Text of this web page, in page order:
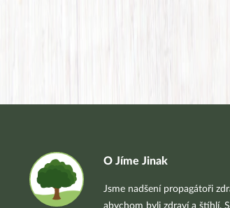
O Jíme Jinak
Jsme nadšení propagátoři
abychom byli zdraví a štíhlí.